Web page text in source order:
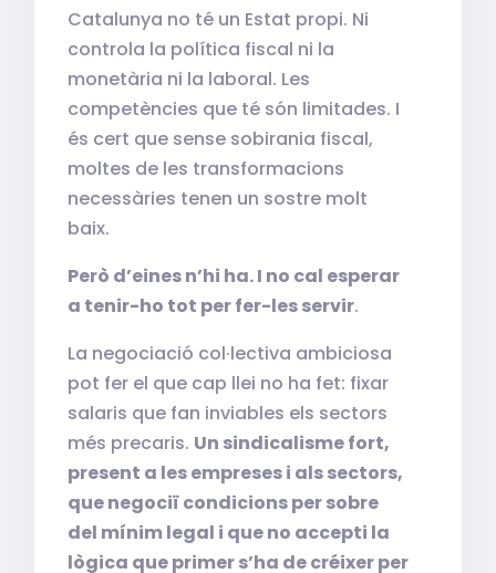
Catalunya no té un Estat propi. Ni
controla la política fiscal ni la
monetària ni la laboral. Les
competències que té són limitades. I
és cert que sense sobirania fiscal,
moltes de les transformacions
necessàries tenen un sostre molt
baix.
Però d’eines n’hi ha. I no cal esperar
a tenir-ho tot per fer-les servir.
La negociació col·lectiva ambiciosa
pot fer el que cap llei no ha fet: fixar
salaris que fan inviables els sectors
més precaris. Un sindicalisme fort,
present a les empreses i als sectors,
que negociï condicions per sobre
del mínim legal i que no accepti la
lògica que primer s’ha de créixer per